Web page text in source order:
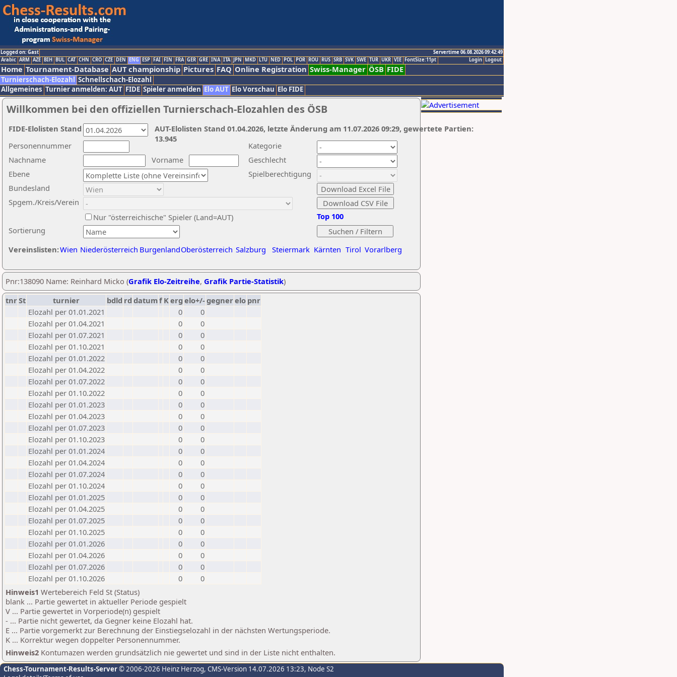
Logged on: Gast
Servertime 06.08.2026 09:42:49
Logout
Login
Arabic ARM AZE BIH BUL CAT CHN CRO CZE DEN ENG ESP FAI FIN FRA GER GRE INA ITA JPN MKD LTU NED POL POR ROU RUS SRB SVK SWE TUR UKR VIE FontSize:11pt
Home Tournament-Database AUT championship Pictures FAQ Online Registration Swiss-Manager ÖSB FIDE
Turnierschach-Elozahl Schnellschach-Elozahl
Allgemeines Turnier anmelden: AUT FIDE Spieler anmelden Elo AUT Elo Vorschau Elo FIDE
Willkommen bei den offiziellen Turnierschach-Elozahlen des ÖSB
Nachname
Vorname
Ebene
Kategorie
Sortierung
Personennummer
Bundesland
Spgem./Kreis/Verein
Geschlecht
Nur "österreichische" Spieler (Land=AUT)
Spielberechtigung
Vereinslisten:Wien Niederösterreich BurgenlandOberösterreich Salzburg Steiermark Kärnten Tirol Vorarlberg
Top 100
AUT-Elolisten Stand 01.04.2026, letzte Änderung am 11.07.2026 09:29, gewertete Partien:
13.945
FIDE-Elolisten Stand
Pnr:138090 Name: Reinhard Micko (Grafik Elo-Zeitreihe, Grafik Partie-Statistik)
tnrSt turnier bdld rd datumf Kerg elo+/-gegnerelo pnr
Elozahl per 01.01.2021
0
0
Elozahl per 01.04.2021
0
0
Elozahl per 01.07.2021
0
0
Elozahl per 01.10.2021
0
0
Elozahl per 01.01.2022
0
0
Elozahl per 01.04.2022
0
0
Elozahl per 01.07.2022
0
0
Elozahl per 01.10.2022
0
0
Elozahl per 01.01.2023
0
0
Elozahl per 01.04.2023
0
0
Elozahl per 01.07.2023
0
0
Elozahl per 01.10.2023
0
0
Elozahl per 01.01.2024
0
0
Elozahl per 01.04.2024
0
0
Elozahl per 01.07.2024
0
0
Elozahl per 01.10.2024
0
0
Elozahl per 01.01.2025
0
0
Elozahl per 01.04.2025
0
0
Elozahl per 01.07.2025
0
0
Elozahl per 01.10.2025
0
0
Elozahl per 01.01.2026
0
0
Elozahl per 01.04.2026
0
0
Elozahl per 01.07.2026
0
0
Elozahl per 01.10.2026
0
0
Hinweis1 Wertebereich Feld St (Status)
blank ... Partie gewertet in aktueller Periode gespielt
V ... Partie gewertet in Vorperiode(n) gespielt
- ... Partie nicht gewertet, da Gegner keine Elozahl hat.
E ... Partie vorgemerkt zur Berechnung der Einstiegselozahl in der nächsten Wertungsperiode.
K ... Korrektur wegen doppelter Personennummer.
Hinweis2 Kontumazen werden grundsätzlich nie gewertet und sind in der Liste nicht enthalten.
Chess-Tournament-Results-Server© 2006-2026 Heinz Herzog, CMS-Version 14.07.2026 13:23, Node S2